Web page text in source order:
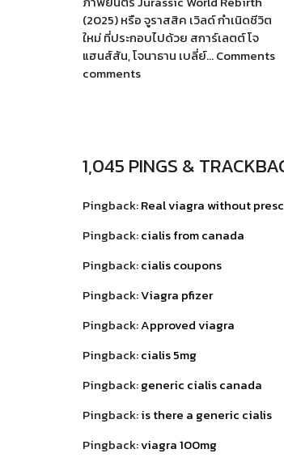
(2025) หรือ จูราสสิค เวิลด์ กำเนิดชีวิต
ใหม่ ที่ประกอบไปด้วย สการ์เลตต์ โจ
แฮนส์สัน, โจนาธาน เบลี่ย์… Comments
comments
1,045 PINGS &
Pingback:Real viagra without
Pingback:cialis from canada
Pingback:cialis coupons
Pingback:Viagra pfizer
Pingback:Approved viagra
Pingback:cialis 5mg
Pingback:generic cialis canada
Pingback:is there a generic cialis
Pingback:viagra 100mg